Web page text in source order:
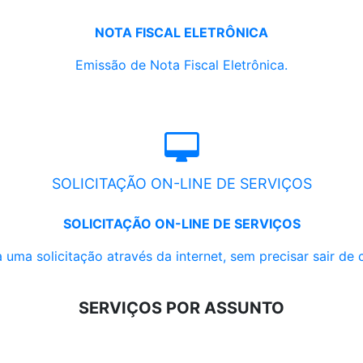
NOTA FISCAL ELETRÔNICA
Emissão de Nota Fiscal Eletrônica.
SOLICITAÇÃO ON-LINE DE SERVIÇOS
SOLICITAÇÃO ON-LINE DE SERVIÇOS
uma solicitação através da internet, sem precisar sair de
SERVIÇOS POR ASSUNTO